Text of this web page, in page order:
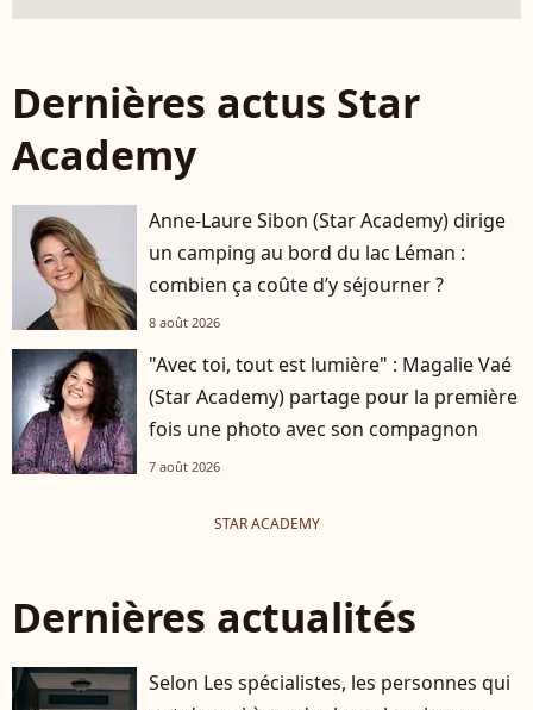
Dernières actus Star
Academy
Anne-Laure Sibon (Star Academy) dirige
un camping au bord du lac Léman :
combien ça coûte d’y séjourner ?
8 août 2026
"Avec toi, tout est lumière" : Magalie Vaé
(Star Academy) partage pour la première
fois une photo avec son compagnon
7 août 2026
STAR ACADEMY
Dernières actualités
Selon Les spécialistes, les personnes qui